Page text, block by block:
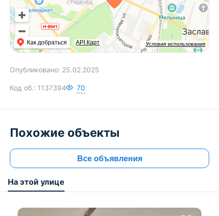
Условия использования
Как добраться API Карт
Опубликовано: 25.02.2025
Код об.: 1137394 70
Похожие объекты
Все объявления
На этой улице